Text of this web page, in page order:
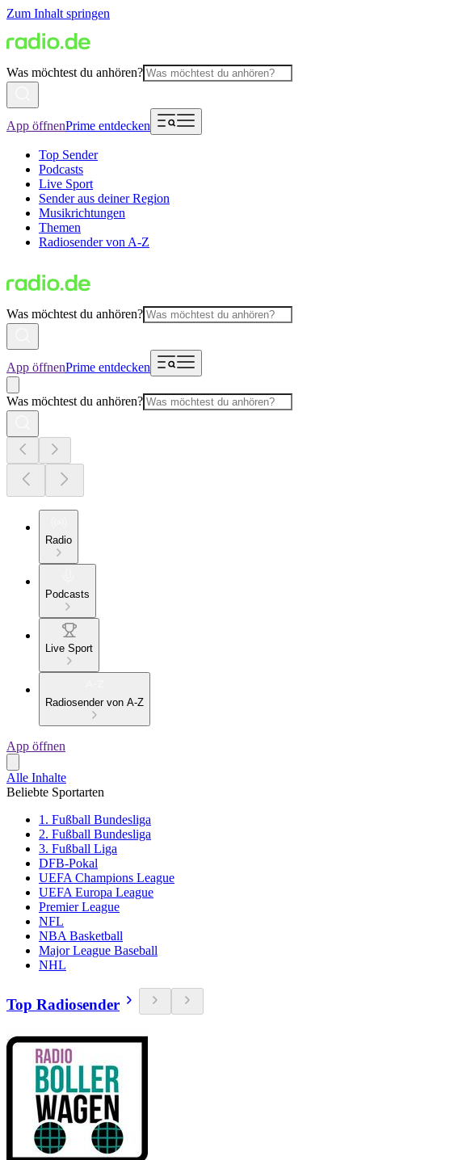
Zum Inhalt springen
Was möchtest du anhören?
App öffnenPrime entdecken
Top Sender
Podcasts
Live Sport
Sender aus deiner Region
Musikrichtungen
Themen
Radiosender von A-Z
Was möchtest du anhören?
App öffnenPrime entdecken
Was möchtest du anhören?
Radio
Podcasts
Live Sport
Radiosender von A-Z
App öffnen
Alle Inhalte
Beliebte Sportarten
1. Fußball Bundesliga
2. Fußball Bundesliga
3. Fußball Liga
DFB-Pokal
UEFA Champions League
UEFA Europa League
Premier League
NFL
NBA Basketball
Major League Baseball
NHL
Top Radiosender